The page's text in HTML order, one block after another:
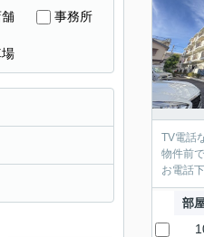
TV電話
物件前
お電話
部
舗 事務所